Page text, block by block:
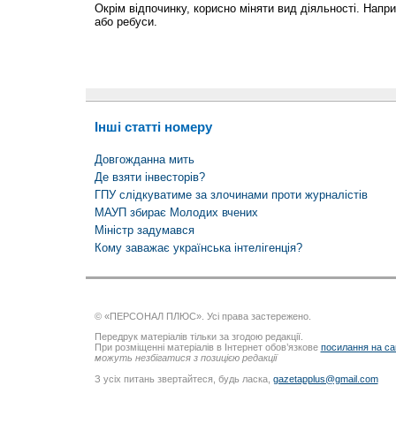
Окрім відпочинку, корисно міняти вид діяльності.
або ребуси.
Інші статті номеру
Довгожданна мить
Де взяти інвесторів?
ГПУ слідкуватиме за злочинами проти журналістів
МАУП збирає Молодих вчених
Міністр задумався
Кому заважає українська інтелігенція?
© «ПЕРСОНАЛ ПЛЮС». Усі права застережено.
Передрук матеріалів тільки за згодою редакції.
При розміщенні матеріалів в Інтернет обов’язкове посилання на
можуть незбігатися з позицією редакції
З усіх питань звертайтеся, будь ласка, gazetapplus@gmail.com